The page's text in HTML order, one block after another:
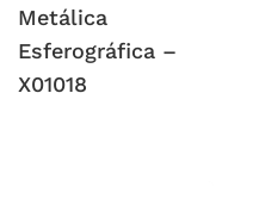
Metálica
Esferográfica –
X01018